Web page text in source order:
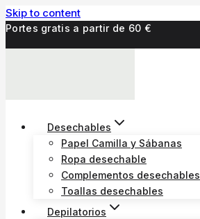
Skip to content
Portes gratis a partir de 60 €
Desechables
Papel Camilla y Sábanas
Ropa desechable
Complementos desechables
Toallas desechables
Depilatorios